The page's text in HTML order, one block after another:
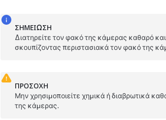
ΣΗΜΕΊΩΣΗ
Διατηρείτε τον φακό της κάμερας καθαρό
σκουπίζοντας περιστασιακά τον φακό της
ΠΡΟΣΟΧΗ
Μην χρησιμοποιείτε χημικά ή διαβρωτικά
της κάμερας.